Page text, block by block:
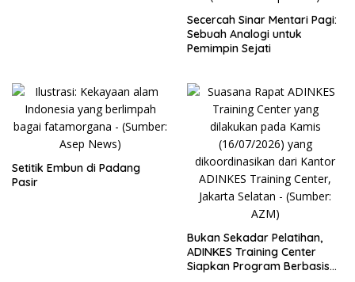
Secercah Sinar Mentari Pagi:
Sebuah Analogi untuk
Pemimpin Sejati
Setitik Embun di Padang
Pasir
Bukan Sekadar Pelatihan,
ADINKES Training Center
Siapkan Program Berbasis